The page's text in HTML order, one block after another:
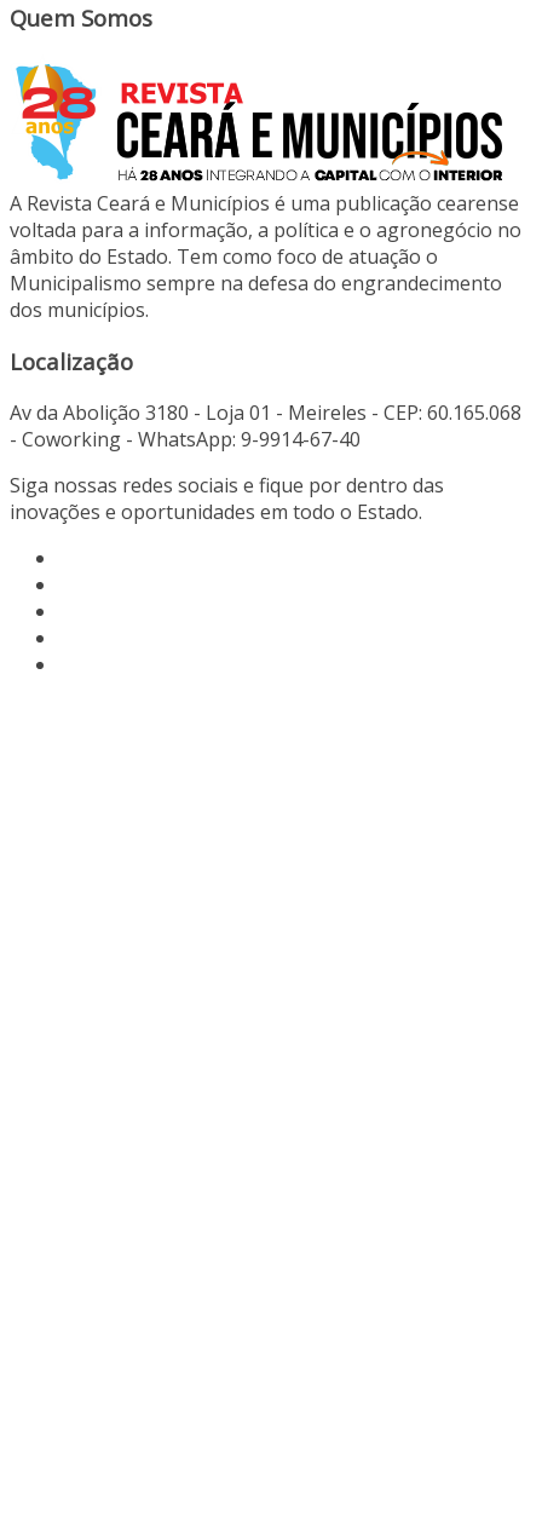
Quem Somos
A Revista Ceará e Municípios é uma publicação cearense
voltada para a informação, a política e o agronegócio no
âmbito do Estado. Tem como foco de atuação o
Municipalismo sempre na defesa do engrandecimento
dos municípios.
Localização
Av da Abolição 3180 - Loja 01 - Meireles - CEP: 60.165.068
- Coworking - WhatsApp: 9-9914-67-40
Siga nossas redes sociais e fique por dentro das
inovações e oportunidades em todo o Estado.